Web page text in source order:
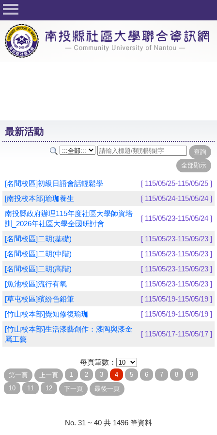
回首頁
關於社大
公佈欄
課程一覽表
志工與社團
友站連結
網路選課
學員專區
教師專區
評委專區
校務行政
最新活動
[名間校區]初級日語會話輕鬆學
[ 115/05/25-115/05/25 ]
[南投校本部]瑜珈養生
[ 115/05/24-115/05/24 ]
南投縣政府辦理115年度社區大學師資培
訓_2026年社區大學全國研討會
[ 115/05/23-115/05/24 ]
[名間校區]二胡(基礎)
[ 115/05/23-115/05/23 ]
[名間校區]二胡(中階)
[ 115/05/23-115/05/23 ]
[名間校區]二胡(高階)
[ 115/05/23-115/05/23 ]
[魚池校區]流行有氧
[ 115/05/23-115/05/23 ]
[草屯校區]繽紛色鉛筆
[ 115/05/19-115/05/19 ]
[竹山校本部]覺知修復瑜珈
[ 115/05/19-115/05/19 ]
[竹山校本部]生活漆藝創作：漆陶與漆金
屬工藝
[ 115/05/17-115/05/17 ]
每頁筆數：
No. 31 ~ 40 共 1496 筆資料